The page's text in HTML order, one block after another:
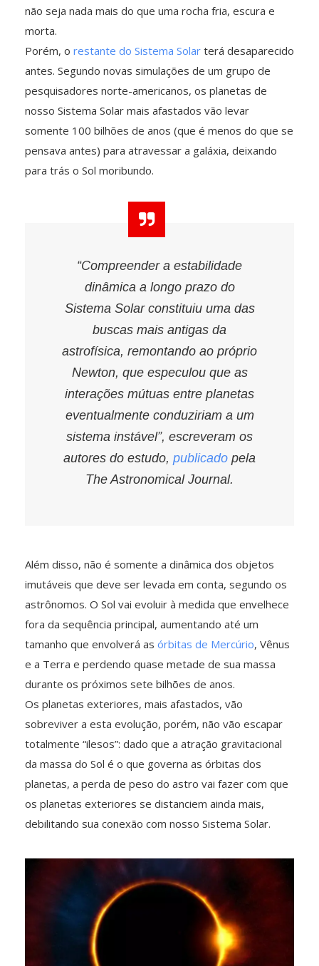
não seja nada mais do que uma rocha fria, escura e
morta.
Porém, o restante do Sistema Solar terá desaparecido
antes. Segundo novas simulações de um grupo de
pesquisadores norte-americanos, os planetas de
nosso Sistema Solar mais afastados vão levar
somente 100 bilhões de anos (que é menos do que se
pensava antes) para atravessar a galáxia, deixando
para trás o Sol moribundo.
“Compreender a estabilidade
dinâmica a longo prazo do
Sistema Solar constituiu uma das
buscas mais antigas da
astrofísica, remontando ao próprio
Newton, que especulou que as
interações mútuas entre planetas
eventualmente conduziriam a um
sistema instável”, escreveram os
autores do estudo, publicado pela
The Astronomical Journal.
Além disso, não é somente a dinâmica dos objetos
imutáveis que deve ser levada em conta, segundo os
astrônomos. O Sol vai evoluir à medida que envelhece
fora da sequência principal, aumentando até um
tamanho que envolverá as órbitas de Mercúrio, Vênus
e a Terra e perdendo quase metade de sua massa
durante os próximos sete bilhões de anos.
Os planetas exteriores, mais afastados, vão
sobreviver a esta evolução, porém, não vão escapar
totalmente “ilesos”: dado que a atração gravitacional
da massa do Sol é o que governa as órbitas dos
planetas, a perda de peso do astro vai fazer com que
os planetas exteriores se distanciem ainda mais,
debilitando sua conexão com nosso Sistema Solar.